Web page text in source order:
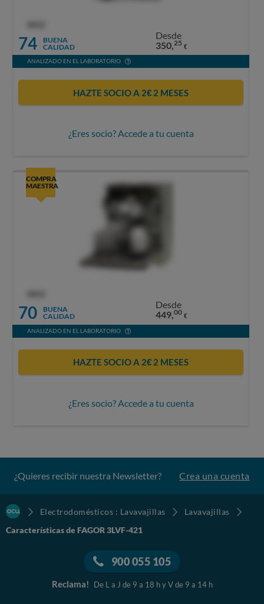
74
BUENA
CALIDAD
Desde
350,25 €
ANALIZADO EN EL LABORATORIO
HAZTE SOCIO A 2€ 2 MESES
¿Eres socio? Accede a tu cuenta
COMPRA
MAESTRA
70
BUENA
CALIDAD
Desde
449,00 €
ANALIZADO EN EL LABORATORIO
HAZTE SOCIO A 2€ 2 MESES
¿Eres socio? Accede a tu cuenta
¿Quieres recibir nuestra Newsletter? Crea una cuenta
Electrodomésticos : Lavavajillas
Lavavajillas
Características de FAGOR 3LVF-421
900 055 105
Reclama! De L a J de 9 a 18 h y V de 9 a 14 h